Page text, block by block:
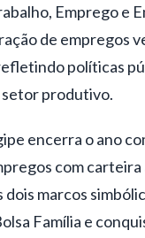
Emprego e
de empregos
políticas
setor produtivo.
encerra o ano
com
marcos
Família e